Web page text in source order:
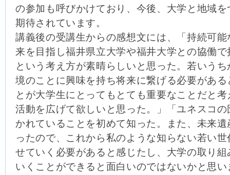
の参加も呼びかけており、今後、大学と地域
期待されています。
講義後の受講生からの感想文には、「持続可
来を目指し福井県立大学や福井大学との協働
という考え方が素晴らしいと思った。若いう
境のことに興味を持ち将来に繋げる必要があ
とが大学生にとってもとても重要なことだと
活動を広げて欲しいと思った。」「ユネスコ
かれていることを初めて知った。また、未来
ったので、これから私のような知らない若い
せていく必要があると感じたし、大学の取り
いくことができると面白いのではないかと思